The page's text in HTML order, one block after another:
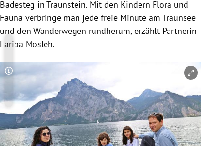
Badesteg in Traunstein. Mit den Kindern Flora und
Fauna verbringe man jede freie Minute am Traunsee
und den Wanderwegen rundherum, erzählt Partnerin
Fariba Mosleh.
Copyright-Hinweis öffnen/schließen